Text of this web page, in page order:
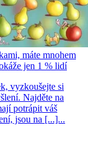
máte mnohem
jen 1 % lidí
vyzkoušejte si
Najděte na
potrápit váš
jsou na [...]...